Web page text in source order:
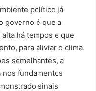
político já
governo é que a
há tempos e que
para aliviar o clima.
semelhantes, a
nos fundamentos
sinais